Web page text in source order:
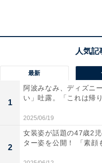
最新
1
阿波みなみ、ディズニ
い」吐露。「これは帰
2025/06/19
2
女装姿が話題の47歳2
ター姿を公開！ 「素顔